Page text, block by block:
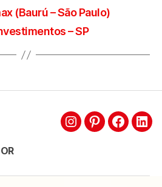
(Baurú – São Paulo)
– SP